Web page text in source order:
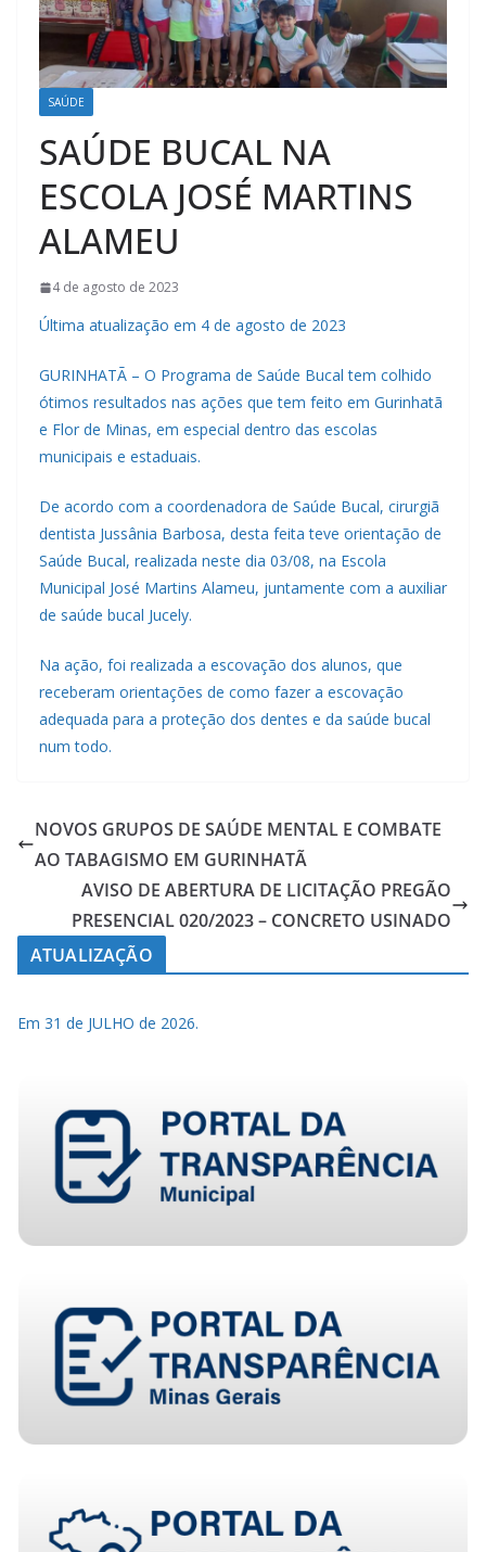
SAÚDE
SAÚDE BUCAL NA
ESCOLA JOSÉ MARTINS
ALAMEU
4 de agosto de 2023
Última atualização em 4 de agosto de 2023
GURINHATÃ – O Programa de Saúde Bucal tem colhido
ótimos resultados nas ações que tem feito em Gurinhatã
e Flor de Minas, em especial dentro das escolas
municipais e estaduais.
De acordo com a coordenadora de Saúde Bucal, cirurgiã
dentista Jussânia Barbosa, desta feita teve orientação de
Saúde Bucal, realizada neste dia 03/08, na Escola
Municipal José Martins Alameu, juntamente com a auxiliar
de saúde bucal Jucely.
Na ação, foi realizada a escovação dos alunos, que
receberam orientações de como fazer a escovação
adequada para a proteção dos dentes e da saúde bucal
num todo.
NOVOS GRUPOS DE SAÚDE MENTAL E COMBATE
AO TABAGISMO EM GURINHATÃ
AVISO DE ABERTURA DE LICITAÇÃO PREGÃO
PRESENCIAL 020/2023 – CONCRETO USINADO
ATUALIZAÇÃO
Em 31 de JULHO de 2026.